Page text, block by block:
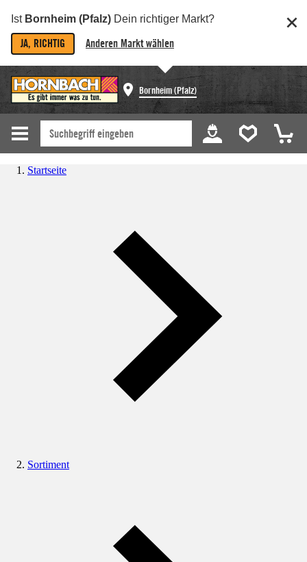
Ist Bornheim (Pfalz) Dein richtiger Markt?
JA, RICHTIG Anderen Markt wählen
Bornheim (Pfalz)
Startseite
Sortiment